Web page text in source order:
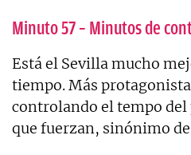
Minuto 57 – Minutos de
Está el Sevilla mucho
tiempo. Más
controlando el tempo
que fuerzan, sinónimo